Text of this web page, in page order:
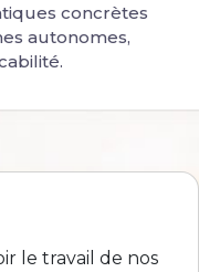
concrètes
autonomes,
le travail de nos